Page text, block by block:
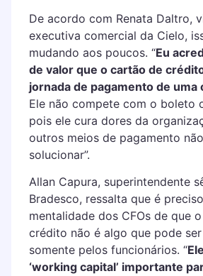
De acordo com Renata Daltro,
executiva comercial da Cielo,
mudando aos poucos. “Eu
de valor que o cartão de
jornada de pagamento de uma
Ele não compete com o boleto
pois ele cura dores da
outros meios de pagamento
solucionar”.
Allan Capura, superintendente
Bradesco, ressalta que é
mentalidade dos CFOs de que
crédito não é algo que pode
somente pelos funcionários. “
‘working capital’ importante